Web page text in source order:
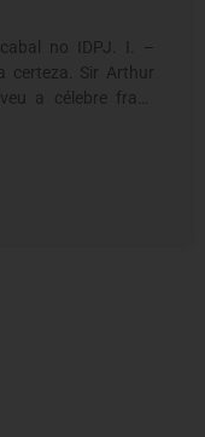
no IDPJ. I. –
certeza. Sir Arthur
a célebre frase
William Gillette na